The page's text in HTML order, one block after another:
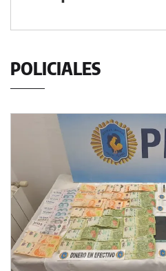
POLICIALES